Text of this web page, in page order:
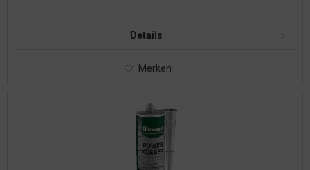
Details
Merken